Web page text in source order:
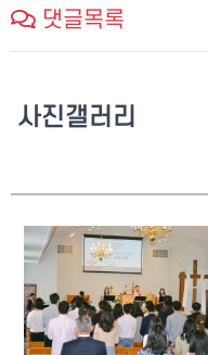
댓글목록
사진갤러리